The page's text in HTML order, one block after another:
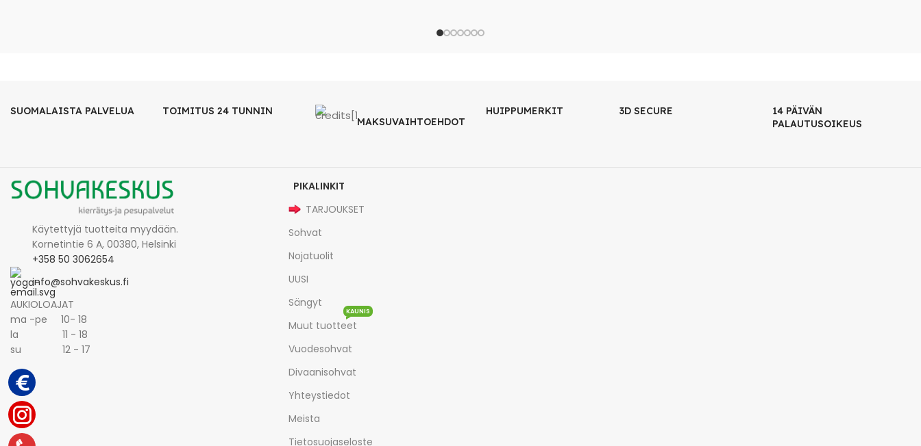
SUOMALAISTA PALVELUA
TOIMITUS 24 TUNNIN
MAKSUVAIHTOEHDOT
HUIPPUMERKIT 3D SECURE
14 PÄIVÄN
PALAUTUSOIKEUS
Käytettyjä tuotteita myydään.
Kornetintie 6 A, 00380, Helsinki
+358 50 3062654
info@sohvakeskus.fi
AUKIOLOAJAT
ma -pe 10- 18
la 11 - 18
su 12 - 17
PIKALINKIT
TARJOUKSET
Sohvat
Nojatuolit
UUSI
Sängyt
Muut tuotteet
KAUNIS
Vuodesohvat
Divaanisohvat
Yhteystiedot
Meista
Tietosuojaseloste